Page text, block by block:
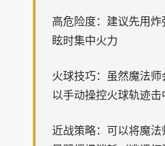
高危险度：建议先用
眩时集中火力
火球技巧：虽然魔法
以手动操控火球轨迹击
近战策略：可以将魔